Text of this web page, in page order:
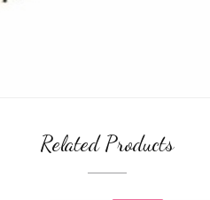
Related Products